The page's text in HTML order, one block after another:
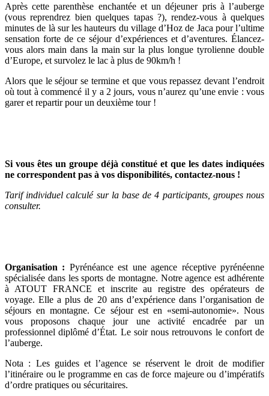
Après cette parenthèse enchantée et un déjeuner pris à l’auberge
(vous reprendrez bien quelques tapas ?), rendez-vous à quelques
minutes de là sur les hauteurs du village d’Hoz de Jaca pour l’ultime
sensation forte de ce séjour d’expériences et d’aventures. Élancez-
vous alors main dans la main sur la plus longue tyrolienne double
d’Europe, et survolez le lac à plus de 90km/h !
Alors que le séjour se termine et que vous repassez devant l’endroit
où tout à commencé il y a 2 jours, vous n’aurez qu’une envie : vous
garer et repartir pour un deuxième tour !
Si vous êtes un groupe déjà constitué et que les dates indiquées
ne correspondent pas à vos disponibilités, contactez-nous !
Tarif individuel calculé sur la base de 4 participants, groupes nous
consulter.
Organisation : Pyrénéance est une agence réceptive pyrénéenne
spécialisée dans les sports de montagne. Notre agence est adhérente
à ATOUT FRANCE et inscrite au registre des opérateurs de
voyage. Elle a plus de 20 ans d’expérience dans l’organisation de
séjours en montagne. Ce séjour est en «semi-autonomie». Nous
vous proposons chaque jour une activité encadrée par un
professionnel diplômé d’État. Le soir nous retrouvons le confort de
l’auberge.
Nota : Les guides et l’agence se réservent le droit de modifier
l’itinéraire ou le programme en cas de force majeure ou d’impératifs
d’ordre pratiques ou sécuritaires.